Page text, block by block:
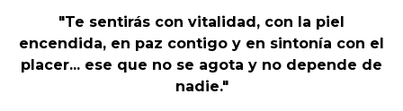
"Te sentirás con vitalidad, con la piel
encendida, en paz contigo y en sintonía con el
placer... ese que no se agota y no depende de
nadie."